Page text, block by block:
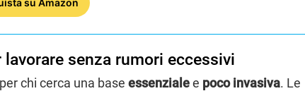
lavorare senza rumori eccessivi
chi cerca una base essenzialee poco invasiva. Le